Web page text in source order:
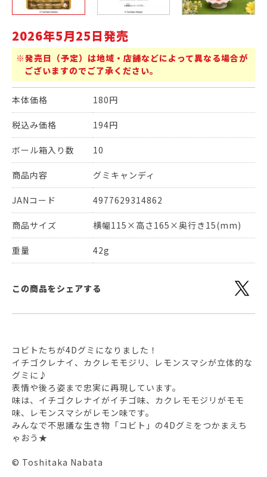
2026年5月25日発売
※発売日（予定）は地域・店舗などによって異なる場合が
ございますのでご了承ください。
本体価格 180円
税込み価格 194円
ボール箱入り数 10
商品内容 グミキャンディ
JANコード 4977629314862
商品サイズ 横幅115×高さ165×奥行き15(mm)
重量 42g
この商品をシェアする
コビトたちが4Dグミになりました！
イチゴクレナイ、カクレモモジリ、レモンスマシが立体的な
グミに♪
表情や後ろ姿まで忠実に再現しています。
味は、イチゴクレナイがイチゴ味、カクレモモジリがモモ
味、レモンスマシがレモン味です。
みんなで不思議な生き物「コビト」の4Dグミをつかまえち
ゃおう★
© Toshitaka Nabata